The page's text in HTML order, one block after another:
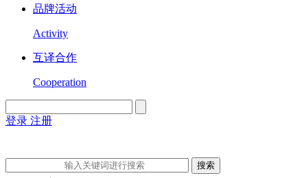
品牌活动
Activity
互译合作
Cooperation
登录 注册
搜索